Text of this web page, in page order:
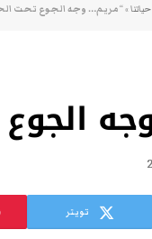
حياتنا»“مريم… وجه الجوع تحت
تويتر